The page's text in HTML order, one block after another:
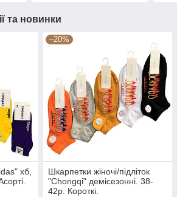
та новинки
хб,
–20%
Шкарпетки жіночі/підліток
"Chongqi" демісезонні. 38-
42р. Короткі.